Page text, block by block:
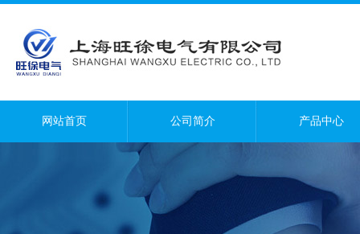
网站首页 公司简介 产品中心